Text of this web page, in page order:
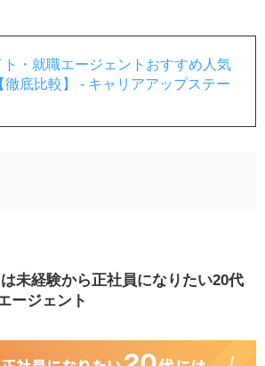
・就職エージェントおすすめ人気
底比較】 - キャリアアップステー
ズキャリ）とハタラクティブと併用し
）とは？
未経験から正社員になりたい20代
ージェント